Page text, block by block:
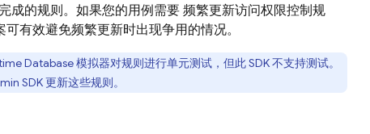
成的规则。如果您的用例需要 频繁更新访问权限控制规
有效避免频繁更新时出现争用的情况。
Database模拟器对规则进行单元测试，但此 SDK 不支持测试。
SDK更新这些规则。